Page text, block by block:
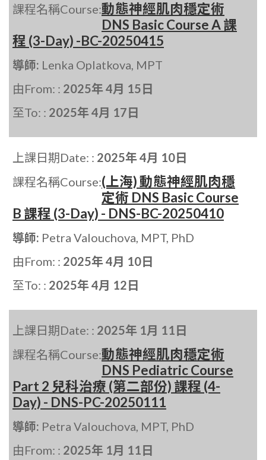
課程名稱Course:動態神經肌肉穩定術
DNS Basic Course A 課
程 (3-Day) -BC-20250415
導師: Lenka Oplatkova, MPT
由From: : 2025年 4月 15日
至To: : 2025年 4月 17日
上課日期Date: : 2025年 4月 10日
課程名稱Course:(上海) 動態神經肌肉穩
定術 DNS Basic Course
B 課程 (3-Day) - DNS-BC-20250410
導師: Petra Valouchova, MPT, PhD
由From: : 2025年 4月 10日
至To: : 2025年 4月 12日
上課日期Date: : 2025年 1月 11日
課程名稱Course:動態神經肌肉穩定術
DNS Pediatric Course
Part 2 兒科治療 (第二部份) 課程 (4-
Day) - DNS-PC-20250111
導師: Petra Valouchova, MPT, PhD
由From: : 2025年 1月 11日